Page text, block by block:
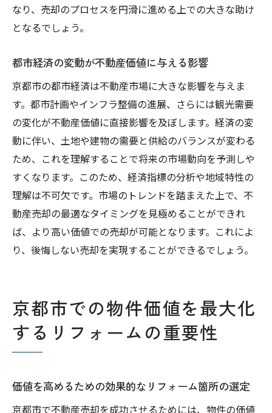
具体化
専門家が提供する最新の市場動向分析
要性
税務に関するサポートと手続きの流れ
戦略的な売却計画を立てるためのコンサル
ティング
専門家が推奨する売却プロセスの最適化
専門家ネットワークを活用した売却成功事
なり、売却のプロセスを円滑に進める上での大きな助け
となるでしょう。
都市経済の変動が不動産価値に与える影響
京都市の都市経済は不動産市場に大きな影響を与えま
す。都市計画やインフラ整備の進展、さらには観光需要
の変化が不動産価値に直接影響を及ぼします。経済の変
動に伴い、土地や建物の需要と供給のバランスが変わる
ため、これを理解することで将来の市場動向を予測しや
すくなります。このため、経済指標の分析や地域特性の
理解は不可欠です。市場のトレンドを踏まえた上で、不
動産売却の最適なタイミングを見極めることができれ
ば、より高い価値での売却が可能となります。これによ
り、後悔しない売却を実現することができるでしょう。
京都市での物件価値を最大化
するリフォームの重要性
価値を高めるための効果的なリフォーム箇所の選定
京都市で不動産売却を成功させるためには、物件の価値